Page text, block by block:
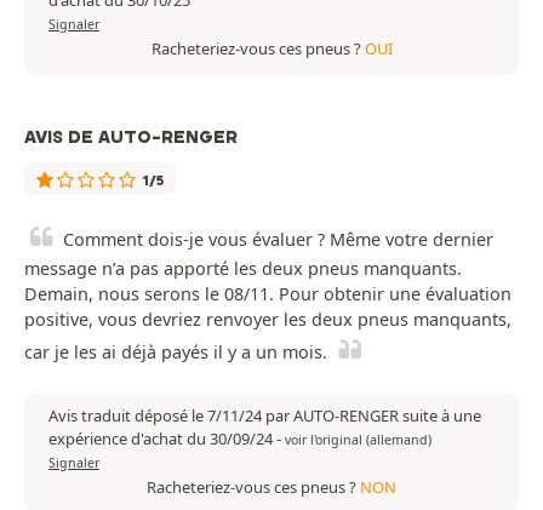
Signaler
Racheteriez-vous ces pneus ?OUI
AVIS DE AUTO-RENGER
1/5
Comment dois-je vous évaluer ? Même votre dernier
message n’a pas apporté les deux pneus manquants.
Demain, nous serons le 08/11. Pour obtenir une évaluation
positive, vous devriez renvoyer les deux pneus manquants,
car je les ai déjà payés il y a un mois.
Avis traduit déposé le 7/11/24 par AUTO-RENGER suite à une
expérience d'achat du 30/09/24- voir l'original (allemand)
Signaler
Racheteriez-vous ces pneus ? NON